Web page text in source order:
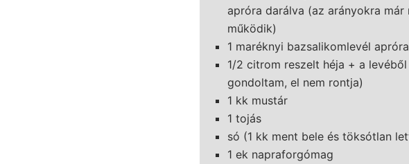
apróra darálva (az arányokra már
működik)
1 maréknyi bazsalikomlevél
1/2 citrom reszelt héja + a
gondoltam, el nem rontja)
1 kk mustár
1 tojás
só (1 kk ment bele és töksótlan
1 ek napraforgómag